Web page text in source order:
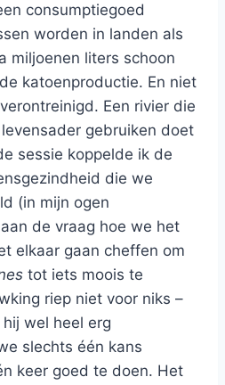
consumptiegoed
worden in landen als
miljoenen liters schoon
katoenproductie. En niet
Een rivier die
gebruiken doet
sessie koppelde ik de
die we
(in mijn ogen
de vraag hoe we het
elkaar gaan cheffen om
tot iets moois te
riep niet voor niks –
wel heel erg
slechts één kans
keer goed te doen. Het